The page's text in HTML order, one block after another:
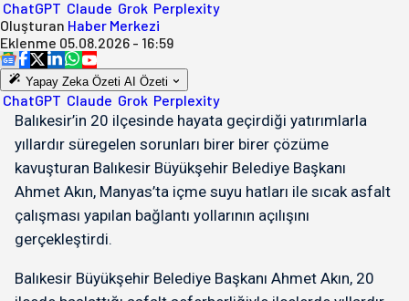
ChatGPT Claude Grok Perplexity
Oluşturan Haber Merkezi
Eklenme 05.08.2026 - 16:59
Yapay Zeka Özeti AI Özeti
ChatGPT Claude Grok Perplexity
Balıkesir’in 20 ilçesinde hayata geçirdiği yatırımlarla
yıllardır süregelen sorunları birer birer çözüme
kavuşturan Balıkesir Büyükşehir Belediye Başkanı
Ahmet Akın, Manyas’ta içme suyu hatları ile sıcak asfalt
çalışması yapılan bağlantı yollarının açılışını
gerçekleştirdi.
Balıkesir Büyükşehir Belediye Başkanı Ahmet Akın, 20